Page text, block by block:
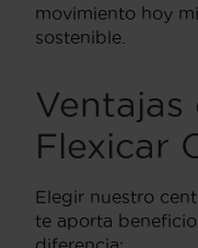
movimiento hoy
sostenible.
Ventajas
Flexicar
Elegir nuestro
te aporta